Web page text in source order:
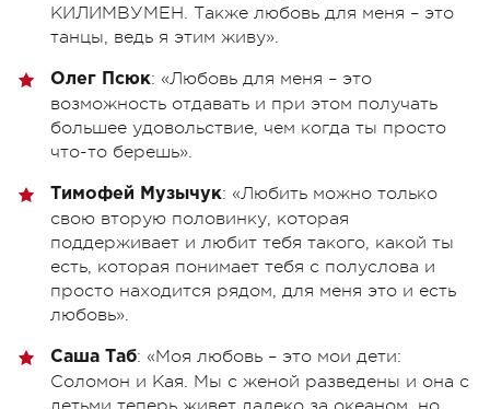
КИЛИМВУМЕН. Также любовь для меня – это
танцы, ведь я этим живу».
Олег Псюк: «Любовь для меня – это
возможность отдавать и при этом получать
большее удовольствие, чем когда ты просто
что-то берешь».
Тимофей Музычук: «Любить можно только
свою вторую половинку, которая
поддерживает и любит тебя такого, какой ты
есть, которая понимает тебя с полуслова и
просто находится рядом, для меня это и есть
любовь».
Саша Таб: «Моя любовь – это мои дети:
Соломон и Кая. Мы с женой разведены и она с